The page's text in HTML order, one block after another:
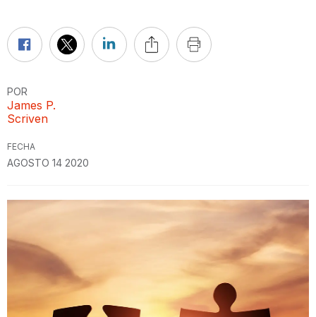
POR
James P.
Scriven
FECHA
AGOSTO 14 2020